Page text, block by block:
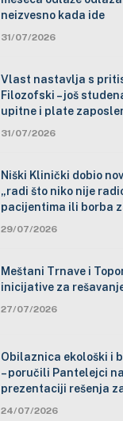
neizvesno kada ide
31/07/2026
Vlast nastavlja s
Filozofski – još
upitne i plate
31/07/2026
Niški Klinički dobio
„radi što niko nije
pacijentima ili borba
29/07/2026
Meštani Trnave i
inicijative za
27/07/2026
Obilaznica ekološki i
– poručili Pantelejci
prezentaciji rešenja
24/07/2026